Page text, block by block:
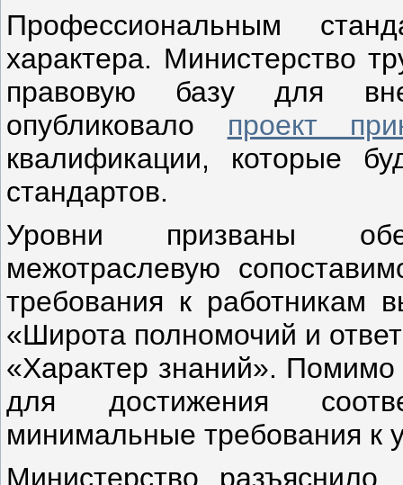
Профессиональным
характера. Министерство
правовую базу для
опубликовало проект
квалификации, которые
стандартов.
Уровни призваны
межотраслевую
требования к работникам
«Широта полномочий и
«Характер знаний». Помимо
для достижения
минимальные требования к
Министерство